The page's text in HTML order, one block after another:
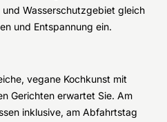
Wasserschutzgebiet gleich
und Entspannung ein.
vegane Kochkunst mit
Gerichten erwartet Sie. Am
inklusive, am Abfahrtstag